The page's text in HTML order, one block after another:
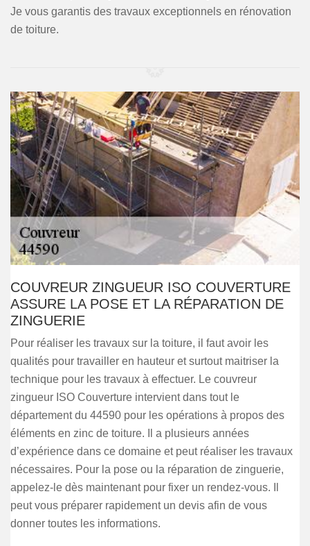
Je vous garantis des travaux exceptionnels en rénovation
de toiture.
COUVREUR ZINGUEUR ISO COUVERTURE
ASSURE LA POSE ET LA RÉPARATION DE
ZINGUERIE
Pour réaliser les travaux sur la toiture, il faut avoir les
qualités pour travailler en hauteur et surtout maitriser la
technique pour les travaux à effectuer. Le couvreur
zingueur ISO Couverture intervient dans tout le
département du 44590 pour les opérations à propos des
éléments en zinc de toiture. Il a plusieurs années
d’expérience dans ce domaine et peut réaliser les travaux
nécessaires. Pour la pose ou la réparation de zinguerie,
appelez-le dès maintenant pour fixer un rendez-vous. Il
peut vous préparer rapidement un devis afin de vous
donner toutes les informations.